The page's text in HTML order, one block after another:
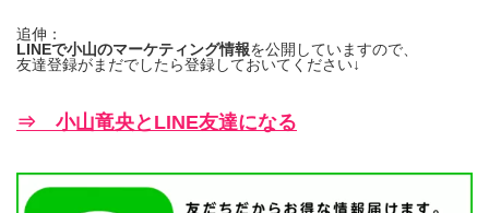
追伸：
LINEで小山のマーケティング情報を公開していますので、
友達登録がまだでしたら登録しておいてください↓
⇒ 小山竜央とLINE友達になる